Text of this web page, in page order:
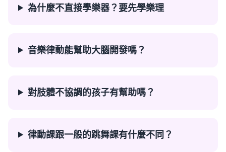
為什麼不直接學樂器？要先學樂理
音樂律動能幫助大腦開發嗎？
對肢體不協調的孩子有幫助嗎？
律動課跟一般的跳舞課有什麼不同？